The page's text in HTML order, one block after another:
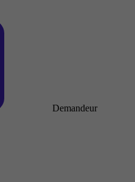
Demandeur